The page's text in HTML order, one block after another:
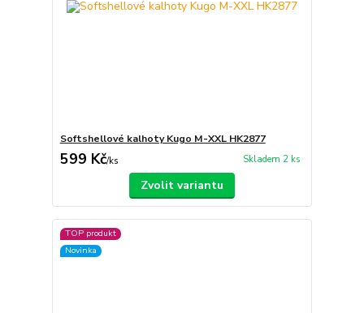
Softshellové kalhoty Kugo M-XXL HK2877
599 Kč/ks Skladem 2 ks
Zvolit variantu
TOP produkt
Novinka